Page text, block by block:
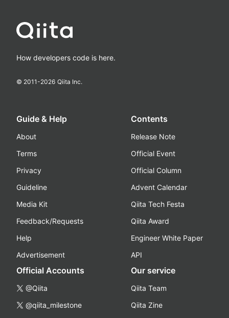
How developers code is here.
© 2011-2026 Qiita Inc.
Guide & Help
About
Terms
Privacy
Guideline
Media Kit
Feedback/Requests
Help
Advertisement
Contents
Release Note
Official Event
Official Column
Advent Calendar
Qiita Tech Festa
Qiita Award
Engineer White Paper
API
Official Accounts
@Qiita
@qiita_milestone
Our service
Qiita Team
Qiita Zine